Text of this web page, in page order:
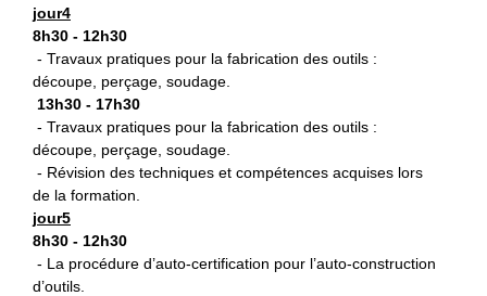
jour4
8h30 - 12h30
- Travaux pratiques pour la fabrication des outils :
découpe, perçage, soudage.
13h30 - 17h30
- Travaux pratiques pour la fabrication des outils :
découpe, perçage, soudage.
- Révision des techniques et compétences acquises lors
de la formation.
jour5
8h30 - 12h30
- La procédure d’auto-certification pour l’auto-construction
d’outils.